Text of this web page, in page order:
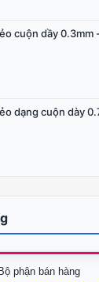
cuộn dầy 0.3mm
dạng cuộn dày
Bộ phận bán hàng